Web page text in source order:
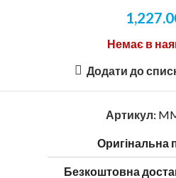
Немає в
Додати до
Артикул:
Оригінальна
Безкоштовна